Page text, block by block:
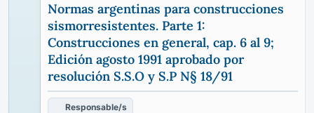
Normas argentinas para construcciones
sismorresistentes. Parte 1:
Construcciones en general, cap. 6 al 9;
Edición agosto 1991 aprobado por
resolución S.S.O y S.P N§ 18/91
Responsable/s